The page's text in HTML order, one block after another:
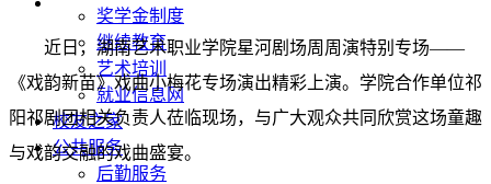
奖学金制度
继续教育
艺术培训
就业信息网
校友之家
公共服务
后勤服务
近日，湖南艺术职业学院星河剧场周周演特别专场——
《戏韵新苗》戏曲小梅花专场演出精彩上演。学院合作单位祁
阳祁剧团相关负责人莅临现场，与广大观众共同欣赏这场童趣
与戏韵交融的戏曲盛宴。